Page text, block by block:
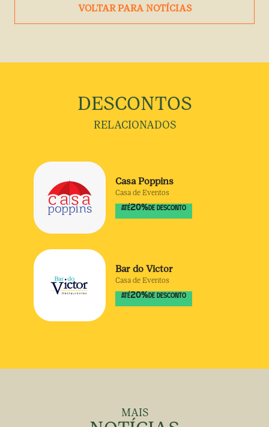
VOLTAR PARA NOTÍCIAS
DESCONTOS
RELACIONADOS
Casa Poppins
Casa de Eventos
ATÉ20% DE DESCONTO
Bar do Victor
Casa de Eventos
ATÉ20% DE DESCONTO
MAIS